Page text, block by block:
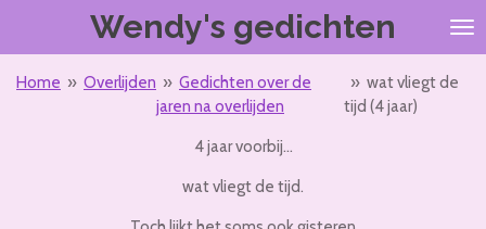
de
Wendy's gedichten
Home » Overlijden » Gedichten over de
jaren na overlijden
» wat vliegt de
tijd (4 jaar)
4 jaar voorbij…
wat vliegt de tijd.